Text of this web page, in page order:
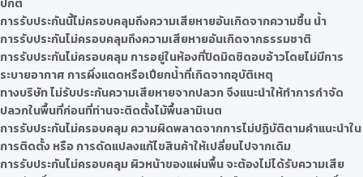
ปกติ
การรับประกันนี้ไม่ครอบคลุมถึงความเสียหายอันเกิดจากความชื้น น้ำ
การรับประกันไม่ครอบคลุมถึงความเสียหายอันเกิดจากธรรมชาติ
การรับประกันไม่ครอบคลุม การอยู่ในห้องที่ปิดมิดชิดอบอ้าวโดยไม่มีการ
ระบายอากาศ การผึ่งแดดหรือเปียกน้ำที่เกิดจากอุบัติเหตุ
ทางบริษัท ไม่รับประกันความเสียหายจากปลวก จึงแนะนำให้ทำการกำจัด
ปลวกในพื้นที่ก่อนที่ท่านจะติดตั้งไม้พื้นลามิเนต
การรับประกันไม่ครอบคลุม ความผิดพลาดจากการไม่ปฏิบัติตามคำแนะนำใน
การติดตั้ง หรือ การดัดแปลงแก้ไขสินค้าให้เปลี่ยนไปจากเดิม
การรับประกันไม่ครอบคลุม ผิวหน้าของแผ่นพื้น จะต้องไม่ได้รับความเสีย